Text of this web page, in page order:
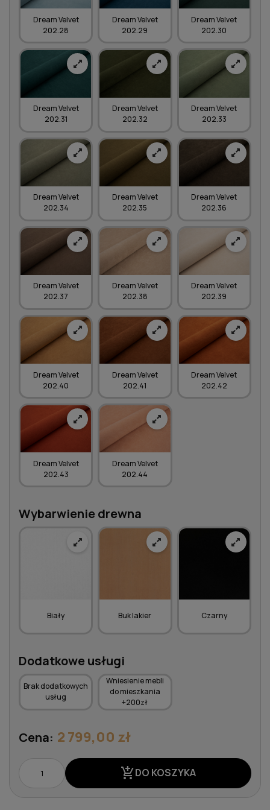
Dream Velvet
202.28
Dream Velvet
202.29
Dream Velvet
202.30
Dream Velvet
202.31
Dream Velvet
202.32
Dream Velvet
202.33
Dream Velvet
202.34
Dream Velvet
202.35
Dream Velvet
202.36
Dream Velvet
202.37
Dream Velvet
202.38
Dream Velvet
202.39
Dream Velvet
202.40
Dream Velvet
202.41
Dream Velvet
202.42
Dream Velvet
202.43
Dream Velvet
202.44
Wybarwienie drewna
Biały Buk lakier Czarny
Dodatkowe usługi
Brak dodatkowych
usług
Wniesienie mebli
do mieszkania
+200zł
Cena: 2 799,00 zł
add_shopping_cartDO KOSZYKA